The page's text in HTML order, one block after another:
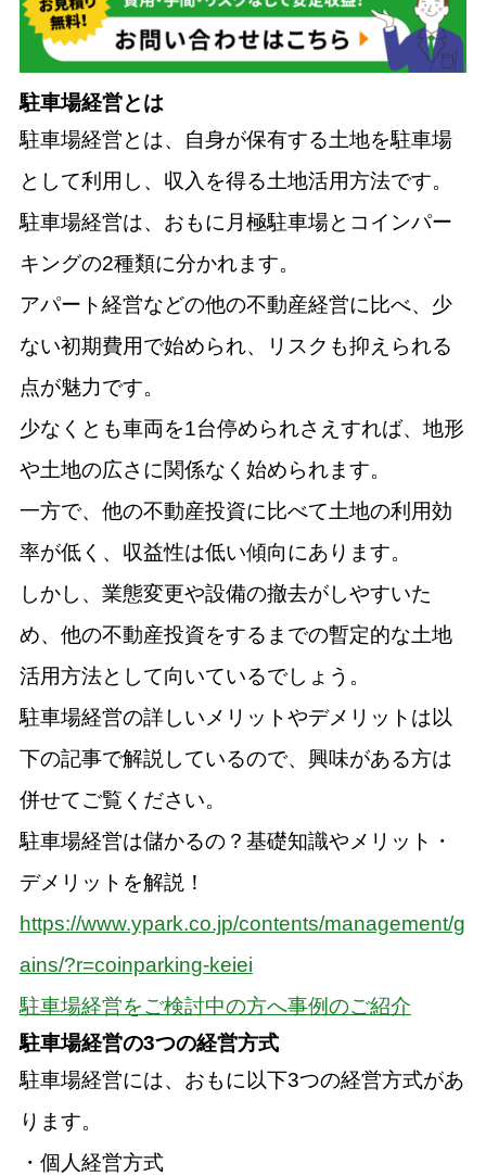
駐車場経営とは
駐車場経営とは、自身が保有する土地を駐車場
として利用し、収入を得る土地活用方法です。
駐車場経営は、おもに月極駐車場とコインパー
キングの2種類に分かれます。
アパート経営などの他の不動産経営に比べ、少
ない初期費用で始められ、リスクも抑えられる
点が魅力です。
少なくとも車両を1台停められさえすれば、地形
や土地の広さに関係なく始められます。
一方で、他の不動産投資に比べて土地の利用効
率が低く、収益性は低い傾向にあります。
しかし、業態変更や設備の撤去がしやすいた
め、他の不動産投資をするまでの暫定的な土地
活用方法として向いているでしょう。
駐車場経営の詳しいメリットやデメリットは以
下の記事で解説しているので、興味がある方は
併せてご覧ください。
駐車場経営は儲かるの？基礎知識やメリット・
デメリットを解説！
https://www.ypark.co.jp/contents/management/g
ains/?r=coinparking-keiei
駐車場経営をご検討中の方へ事例のご紹介
駐車場経営の3つの経営方式
駐車場経営には、おもに以下3つの経営方式があ
ります。
・個人経営方式